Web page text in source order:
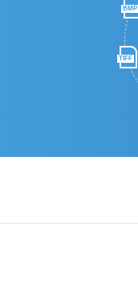
BMP
TIFF